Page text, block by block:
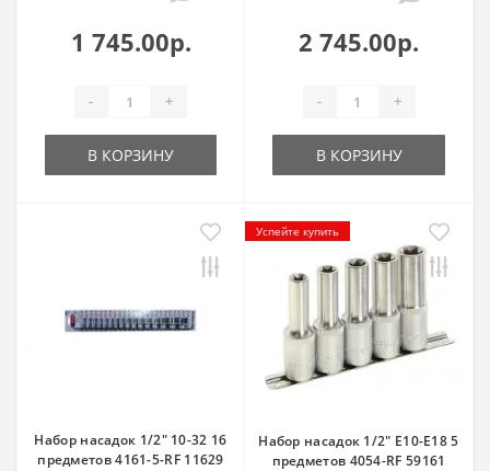
1 745.00р.
- +
В КОРЗИНУ
2 745.00р.
- +
В КОРЗИНУ
Набор насадок 1/2" 10-32 16
предметов 4161-5-RF 11629
Успейте купить
Набор насадок 1/2" Е10-Е18 5
предметов 4054-RF 59161